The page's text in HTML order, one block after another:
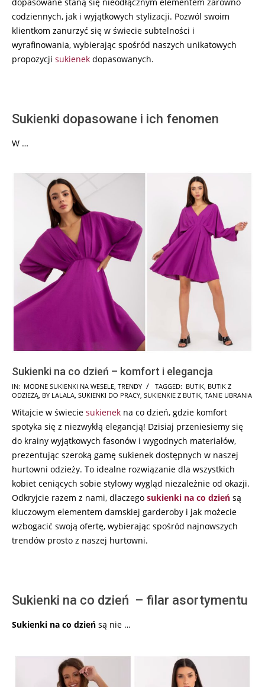
codziennych, jak i wyjątkowych stylizacji. Pozwól swoim
klientkom zanurzyć się w świecie subtelności i
wyrafinowania, wybierając spośród naszych unikatowych
propozycji sukienek dopasowanych.
Sukienki dopasowane i ich fenomen
W …
Sukienki na co dzień – komfort i elegancja
2024-
01-
17
IN: MODNE SUKIENKI NA WESELE TRENDY TAGGED: BUTIK BUTIK Z
ODZIEŻĄ BY LALALA SUKIENKI DO PRACY SUKIENKIE Z BUTIK TANIE UBRANIA
Witajcie w świecie sukienek na co dzień, gdzie komfort
spotyka się z niezwykłą elegancją! Dzisiaj przeniesiemy się
do krainy wyjątkowych fasonów i wygodnych materiałów,
prezentując szeroką gamę sukienek dostępnych w naszej
hurtowni odzieży. To idealne rozwiązanie dla wszystkich
kobiet ceniących sobie stylowy wygląd niezależnie od okazji.
Odkryjcie razem z nami, dlaczego sukienki na co dzień są
kluczowym elementem damskiej garderoby i jak możecie
wzbogacić swoją ofertę, wybierając spośród najnowszych
trendów prosto z naszej hurtowni.
Sukienki na co dzień – filar asortymentu
Sukienki na co dzień są nie …